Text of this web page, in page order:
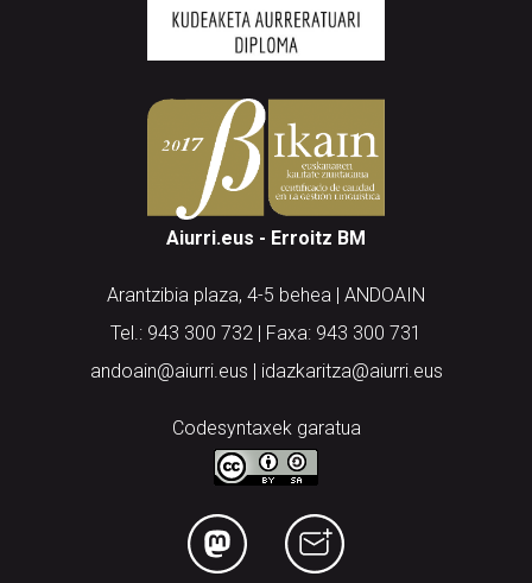
Aiurri.eus - Erroitz BM
Arantzibia plaza, 4-5 behea | ANDOAIN
Tel.: 943 300 732 | Faxa: 943 300 731
andoain@aiurri.eus | idazkaritza@aiurri.eus
Codesyntaxek garatua
LEGE OHARRA